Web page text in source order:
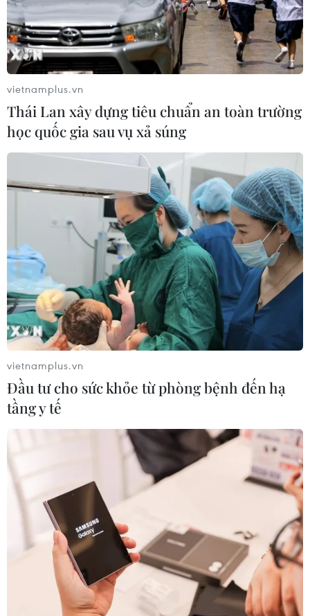
vietnamplus.vn
Thái Lan xây dựng tiêu chuẩn an toàn trường
học quốc gia sau vụ xả súng
vietnamplus.vn
Đầu tư cho sức khỏe từ phòng bệnh đến hạ
tầng y tế